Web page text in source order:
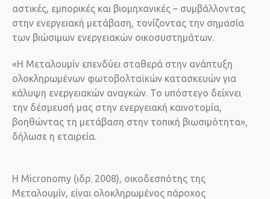
αστικές, εμπορικές και βιομηχανικές – συμβάλλοντας
στην ενεργειακή μετάβαση, τονίζοντας την σημασία
των βιώσιμων ενεργειακών οικοσυστημάτων.
«Η Μεταλουμίν επενδύει σταθερά στην ανάπτυξη
ολοκληρωμένων φωτοβολταϊκών κατασκευών για
κάλυψη ενεργειακών αναγκών. Το υπόστεγο δείχνει
την δέσμευσή μας στην ενεργειακή καινοτομία,
βοηθώντας τη μετάβαση στην τοπική βιωσιμότητα»,
δήλωσε η εταιρεία.
Η Micronomy (ιδρ. 2008), οικοδεσπότης της
Μεταλουμίν, είναι ολοκληρωμένος πάροχος